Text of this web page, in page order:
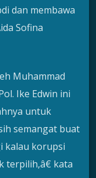
dan membawa
Sofina
Muhammad
Ike Edwin ini
untuk
semangat buat
kalau korupsi
terpilih,â€ kata